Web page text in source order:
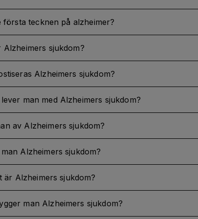
första tecknen på alzheimer?
sjukdom?
Alzheimers sjukdom?
man med Alzheimers sjukdom?
av Alzheimers sjukdom?
Alzheimers sjukdom?
är Alzheimers sjukdom?
man Alzheimers sjukdom?